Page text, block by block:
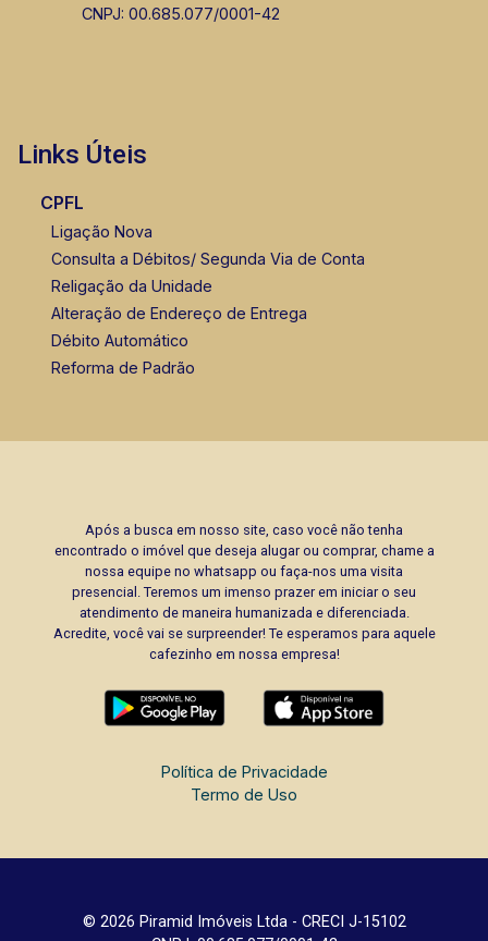
CNPJ: 00.685.077/0001-42
Links Úteis
CPFL
Ligação Nova
Consulta a Débitos/ Segunda Via de Conta
Religação da Unidade
Alteração de Endereço de Entrega
Débito Automático
Reforma de Padrão
Após a busca em nosso site, caso você não tenha
encontrado o imóvel que deseja alugar ou comprar, chame a
nossa equipe no whatsapp ou faça-nos uma visita
presencial. Teremos um imenso prazer em iniciar o seu
atendimento de maneira humanizada e diferenciada.
Acredite, você vai se surpreender! Te esperamos para aquele
cafezinho em nossa empresa!
Política de Privacidade
Termo de Uso
© 2026 Piramid Imóveis Ltda - CRECI J-15102